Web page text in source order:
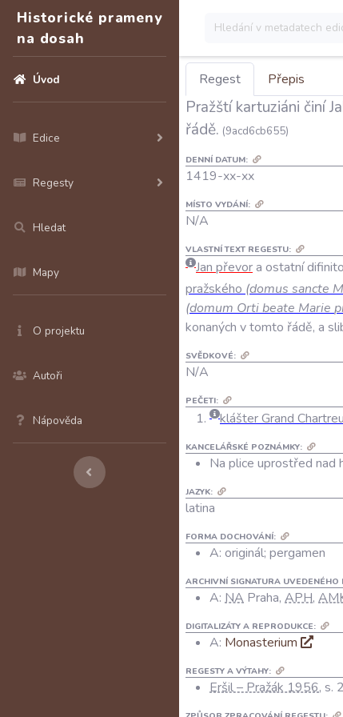
Historické prameny
na dosah
Úvod
Edice
Regesty
Hledat
Mapy
O projektu
Autoři
Nápověda
Regest Přepis
Pražští kartuziáni činí
řádě. (9acd6cb655)
DENNÍ DATUM:
1419-xx-xx
MÍSTO VYDÁNÍ:
N/A
VLASTNÍ TEXT REGESTU:
Jan převora ostatní
pražského (domus sancte
(domum Ortibeate Marie
konaných vtomto řádě, a
SVĚDKOVÉ:
N/A
PEČETI:
klášter Grand
KANCELÁŘSKÉ POZNÁMKY:
Na plice uprostřed nad
JAZYK:
latina
FORMA DOCHOVÁNÍ:
A: originál; pergamen
ARCHIVNÍ SIGNATURA UVEDENÉHO
A: NA Praha, APH,
DIGITALIZÁTY A REPRODUKCE:
A: Monasterium
REGESTY A VÝTAHY:
Eršil – Pražák 1956, s.